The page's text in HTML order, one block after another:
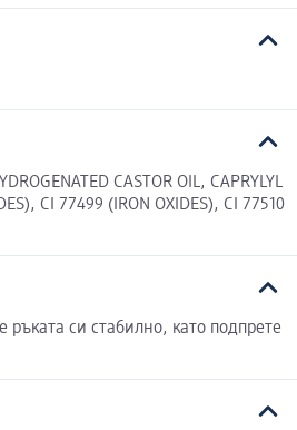
CASTOR OIL, CAPRYLYL
CI 77499 (IRON OXIDES), CI 77510
си стабилно, като подпрете